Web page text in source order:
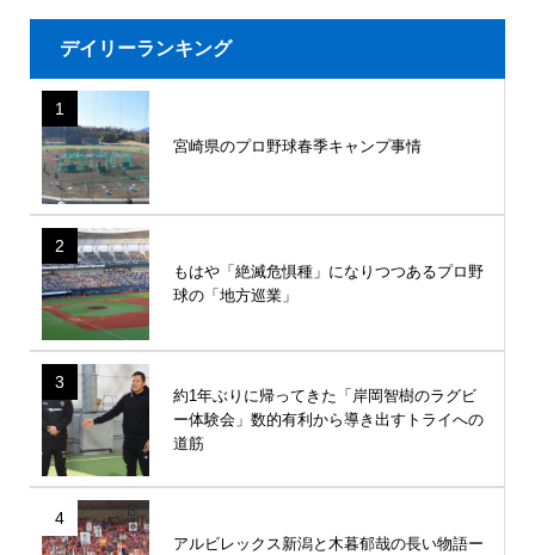
デイリーランキング
1
宮崎県のプロ野球春季キャンプ事情
2
もはや「絶滅危惧種」になりつつあるプロ野
球の「地方巡業」
3
約1年ぶりに帰ってきた「岸岡智樹のラグビ
ー体験会」数的有利から導き出すトライへの
道筋
4
アルビレックス新潟と木暮郁哉の長い物語ー